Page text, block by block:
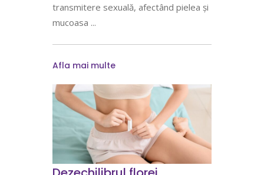
transmitere sexuală, afectând pielea și
mucoasa
Afla mai multe